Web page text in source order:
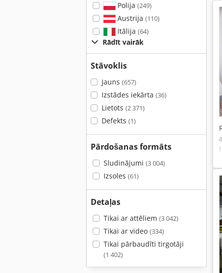
Polija (249)
Austrija (110)
Itālija (64)
Rādīt vairāk
Stāvoklis
Jauns (657)
Izstādes iekārta (36)
Lietots (2 371)
Defekts (1)
Pārdošanas formāts
Sludinājumi (3 004)
Izsoles (61)
Detaļas
Tikai ar attēliem (3 042)
Tikai ar video (334)
Tikai pārbaudīti tirgotāji
(1 402)